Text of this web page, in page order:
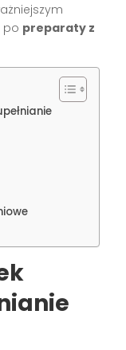
po preparaty z